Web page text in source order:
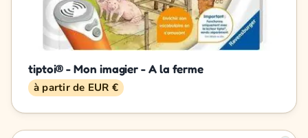
tiptoi® - Mon imagier - A la ferme
à partir de EUR €